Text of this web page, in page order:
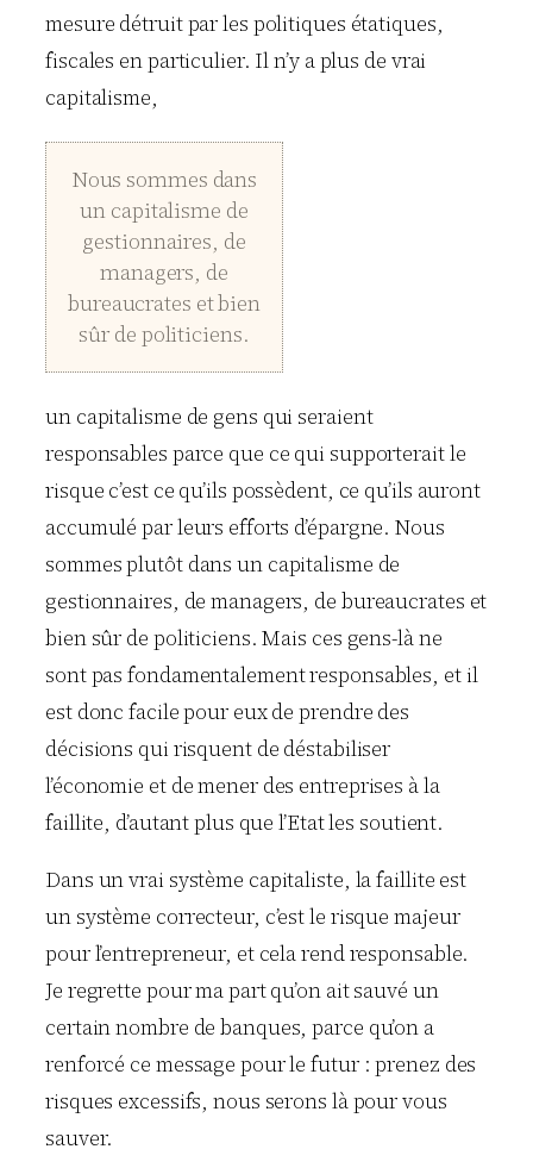
mesure détruit par les politiques étatiques,
fiscales en particulier. Il n’y a plus de vrai
capitalisme,
Nous sommes dans
un capitalisme de
gestionnaires, de
managers, de
bureaucrates et bien
sûr de politiciens.
un capitalisme de gens qui seraient
responsables parce que ce qui supporterait le
risque c’est ce qu’ils possèdent, ce qu’ils auront
accumulé par leurs efforts d’épargne. Nous
sommes plutôt dans un capitalisme de
gestionnaires, de managers, de bureaucrates et
bien sûr de politiciens. Mais ces gens-là ne
sont pas fondamentalement responsables, et il
est donc facile pour eux de prendre des
décisions qui risquent de déstabiliser
l’économie et de mener des entreprises à la
faillite, d’autant plus que l’Etat les soutient.
Dans un vrai système capitaliste, la faillite est
un système correcteur, c’est le risque majeur
pour l’entrepreneur, et cela rend responsable.
Je regrette pour ma part qu’on ait sauvé un
certain nombre de banques, parce qu’on a
renforcé ce message pour le futur : prenez des
risques excessifs, nous serons là pour vous
sauver.